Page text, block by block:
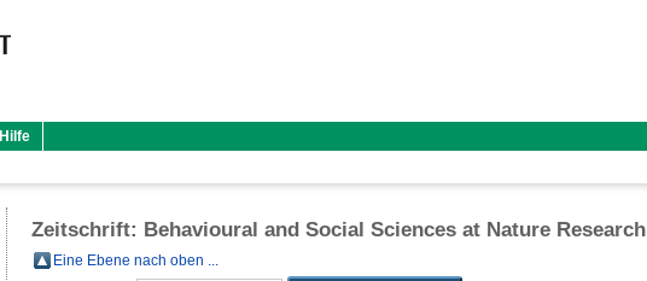
Hilfe
Zeitschrift: Behavioural and Social Sciences at Nature Research
Eine Ebene nach oben ...